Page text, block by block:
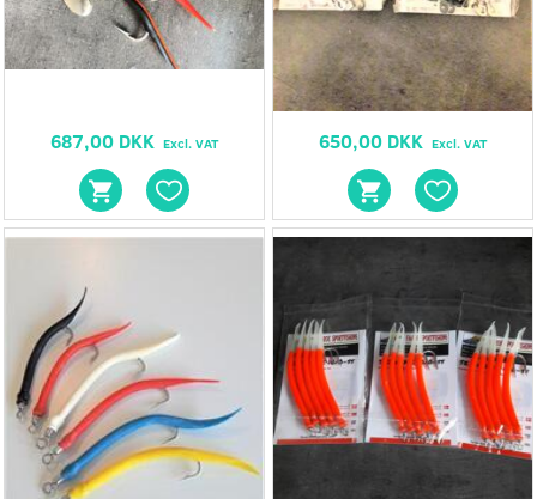
687,00 DKK Excl. VAT 650,00 DKK Excl. VAT